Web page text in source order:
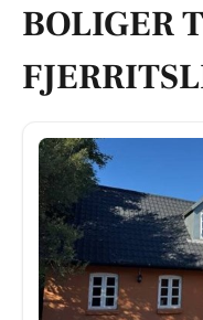
BOLIGER